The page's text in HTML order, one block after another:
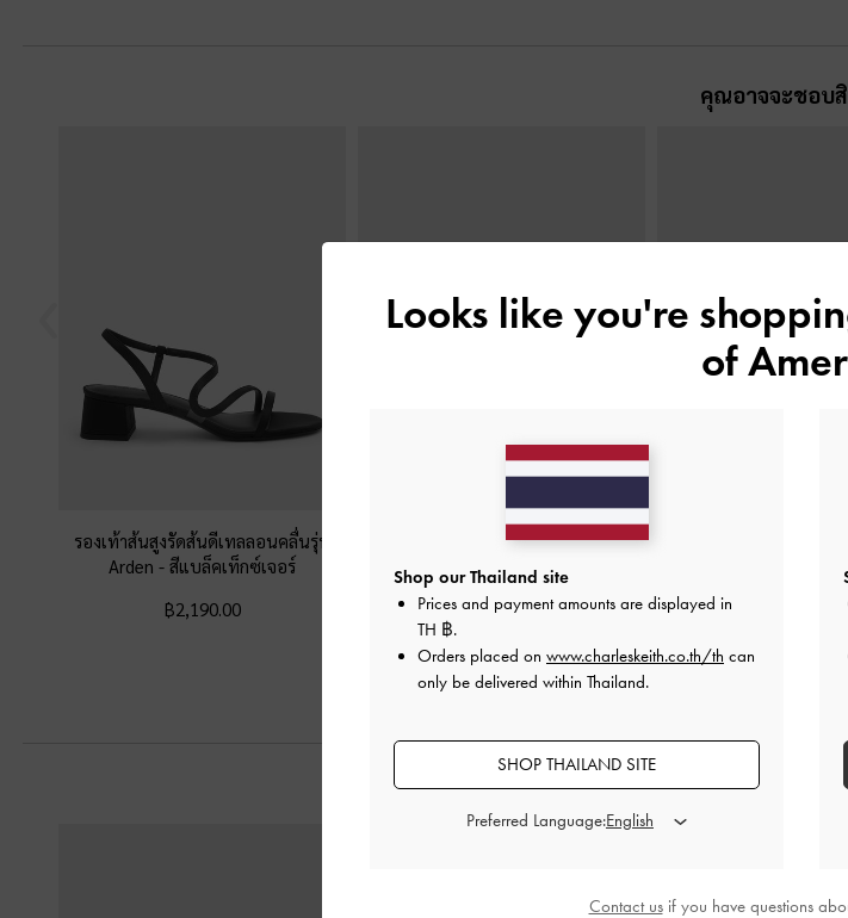
คุณอาจจะชอบ
รองเท้าส้นสูงรัดส้นดีเทลลอนคลื่นรุ่น
Arden-สีแบล็คเท็กซ์เจอร์
฿2,190.00
รองเท้าส้นเตารีดเสริมแพลตฟอร์มผ้า
ซาตินดีเทลสายคาดเท้ารุ่น Lindon
แบล็คเท็กซ์เจอร์
ทรง Scuptural ดีไซน์สา
แบล็คเท็กซ์เจ
สไตล์ลุคด้
Looks like you're
of
Shop our Thailand site
Prices and payment amounts are displayed in
TH ฿.
Orders placed on www.charleskeith.co.th/th can
only be delivered within Thailand.
SHOP THAILAND SITE
Preferred Language:
Contact usif you have questions